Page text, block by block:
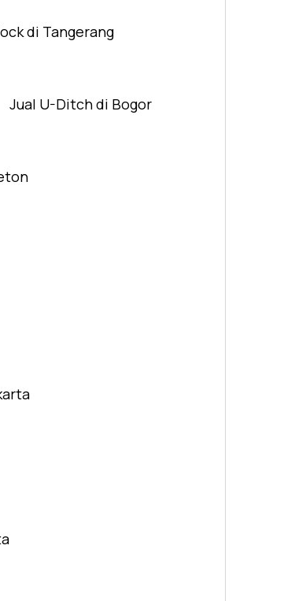
di Tangerang
Jual U-Ditch di Bogor